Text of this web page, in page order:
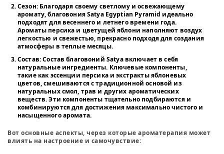
Сезон: Благодаря своему светлому и освежающему
аромату, благовония Satya Egyptian Pyramid идеально
подходят для весеннего и летнего времени года.
Ароматы персика и цветущей яблони наполняют воздух
легкостью и свежестью, прекрасно подходя для создания
атмосферы в теплые месяцы.
Состав: Состав благовоний Satya включает в себя
натуральные ингредиенты. Ключевые компоненты,
такие как эссенции персика и экстракты яблоневых
цветов, смешиваются с традиционной основой из
натуральных смол, трав и других ароматических
веществ. Эти компоненты тщательно подбираются и
комбинируются для достижения максимально чистого и
насыщенного аромата.
Вот основные аспекты, через которые ароматерапия может
влиять на настроение и самочувствие: